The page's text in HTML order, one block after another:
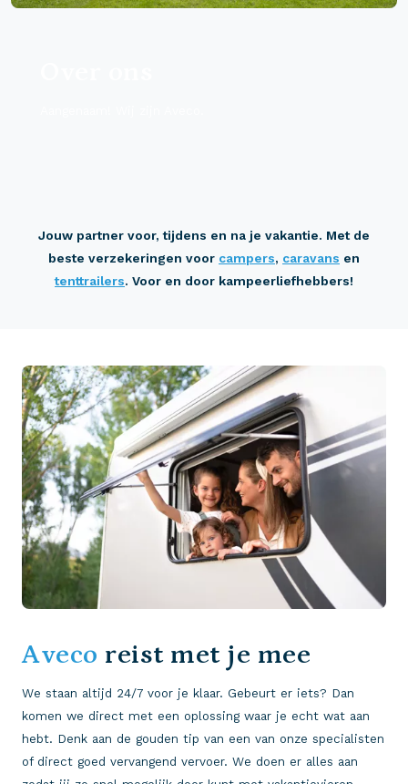
Jouw partner voor, tijdens en na je vakantie. Met de
beste verzekeringen voor campers, caravans en
tenttrailers. Voor en door kampeerliefhebbers!
Aveco reist met je mee
We staan altijd 24/7 voor je klaar. Gebeurt er iets? Dan
komen we direct met een oplossing waar je echt wat aan
hebt. Denk aan de gouden tip van een van onze specialisten
of direct goed vervangend vervoer. We doen er alles aan